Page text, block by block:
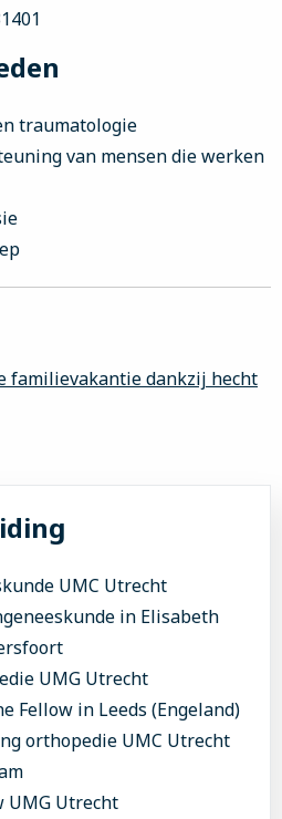
traumatologie
van mensen die werken
familievakantie dankzij hecht
UMC Utrecht
in Elisabeth
UMG Utrecht
Fellow in Leeds (Engeland)
orthopedie UMC Utrecht
UMG Utrecht